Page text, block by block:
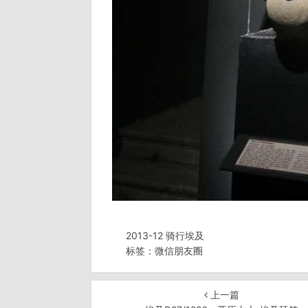
2013-12 骑行埃及
标签： 微信朋友圈
上一篇